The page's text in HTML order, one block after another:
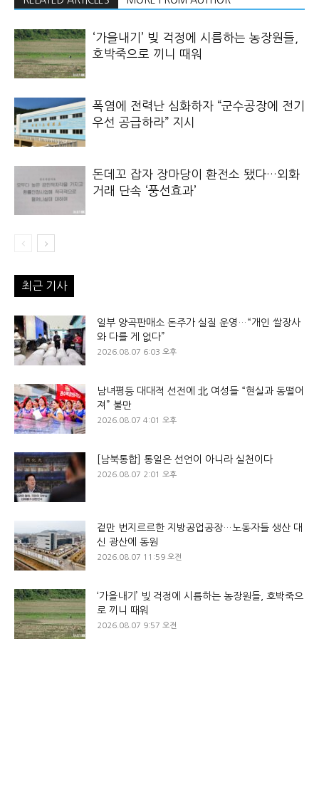
‘가을내기’ 빚 걱정에 시름하는 농장원들,
호박죽으로 끼니 때워
폭염에 전력난 심화하자 “군수공장에 전기
우선 공급하라” 지시
돈데꼬 잡자 장마당이 환전소 됐다…외화
거래 단속 ‘풍선효과’
최근 기사
일부 양곡판매소 돈주가 실질 운영…“개인 쌀장사
와 다를 게 없다”
2026.08.07 6:03 오후
남녀평등 대대적 선전에 北 여성들 “현실과 동떨어
져” 불만
2026.08.07 4:01 오후
[남북통합] 통일은 선언이 아니라 실천이다
2026.08.07 2:01 오후
겉만 번지르르한 지방공업공장…노동자들 생산 대
신 광산에 동원
2026.08.07 11:59 오전
‘가을내기’ 빚 걱정에 시름하는 농장원들, 호박죽으
로 끼니 때워
2026.08.07 9:57 오전